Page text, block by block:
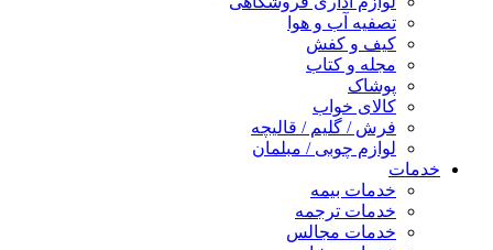
تصفیه آب و هوا
کیف و کفش
مجله و کتاب
پوشاک
کالای خواب
فرش / گلیم / قالیچه
لوازم چوبی / مبلمان
خدمات
خدمات بیمه
خدمات ترجمه
خدمات مجالس